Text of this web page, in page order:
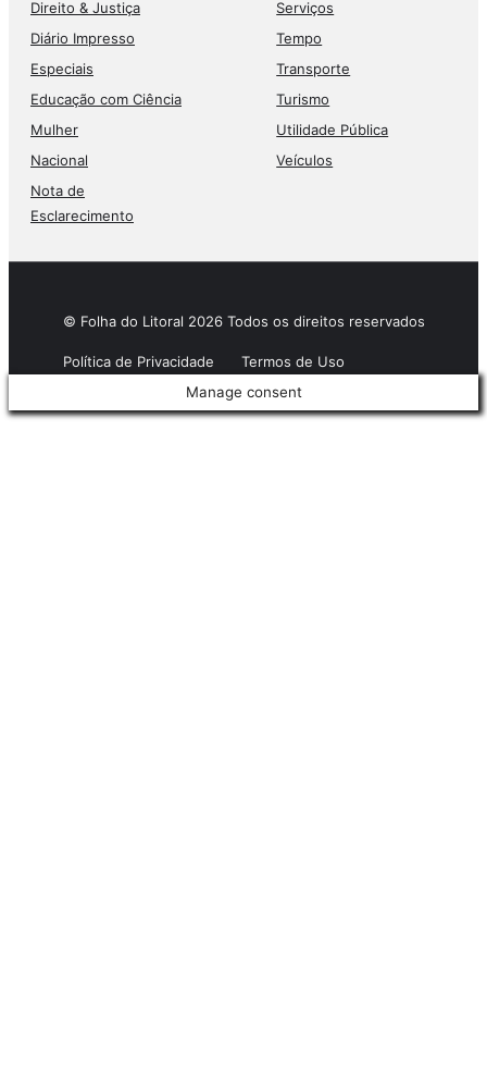
Direito & Justiça
Diário Impresso
Especiais
Educação com Ciência
Mulher
Nacional
Nota de
Esclarecimento
Serviços
Tempo
Transporte
Turismo
Utilidade Pública
Veículos
© Folha do Litoral 2026 Todos os direitos reservados
Política de Privacidade
Termos de Uso
Manage consent